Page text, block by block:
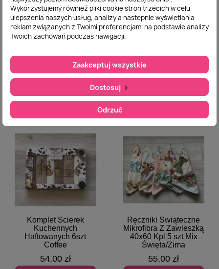
Szybki podgląd
Ręczniki Mikrofibra Z
Zawieszką 40x60cm
Kpl 5 szt Mix Wzorów
koszyka
Szybki podgląd
Komplet Świątecznych
Ręczników
Kuchennych 40x60cm
35,00 zł
Dodaj do
Szybki podgląd
Komplet Ścierek
Kuchennych
Haftowanych 6szt
Coffee
54,00 zł
Szybki podgląd
Ręczniki Świąteczne
Mikrofibra Z Zawieszką
40x60 Kpl 5 szt Mix
Święta/Zima
55,00 zł
Wykorzystujemy również pliki cookie stron trzecich w celu
ulepszenia naszych usług, analizy a nastepnie wyświetlania
reklam związanych z Twoimi preferencjami na podstawie analizy
Twoich zachowań podczas nawigacji.
Odrzuć
Dostosuj
Zaakceptuj wszystkie